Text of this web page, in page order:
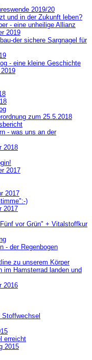
2019/20
und in der Zukunft leben?
- eine unheilige Allianz
2019
der sichere Sargnagel für
- eine kleine Geschichte
zum 25.5.2018
- was uns an der
2018
2017
2017
)
2017
vor Grün" + Vitalstoffkur
- der Regenbogen
zu unserem Körper
im Hamsterrad landen und
2016
erreicht
2015